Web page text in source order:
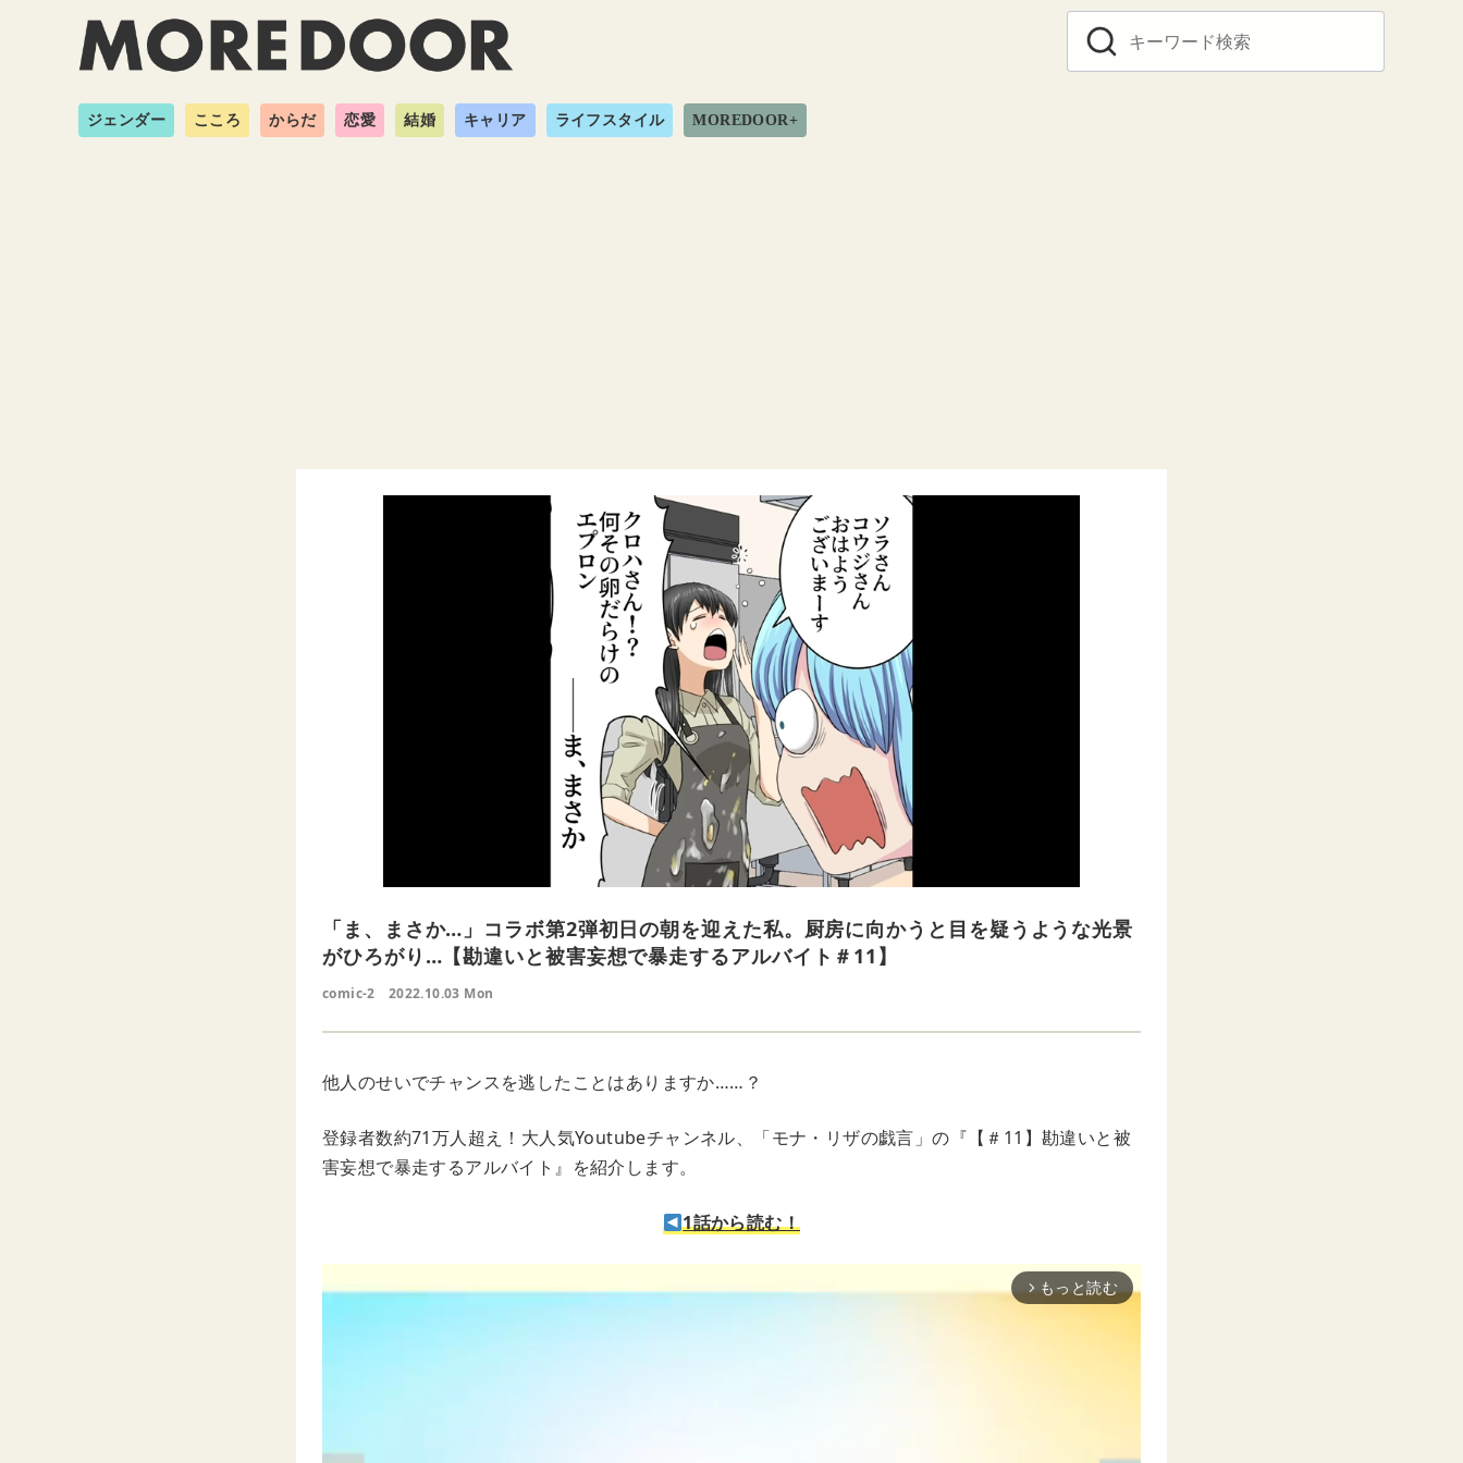
ジェンダー こころ からだ 恋愛 結婚 キャリア ライフスタイル MOREDOOR+
「ま、まさか…」コラボ第2弾初日の朝を迎えた私。厨房に向かうと目を疑うような光景
がひろがり…【勘違いと被害妄想で暴走するアルバイト＃11】
comic-2 2022.10.03 Mon
他人のせいでチャンスを逃したことはありますか……？
登録者数約71万人超え！大人気Youtubeチャンネル、「モナ・リザの戯言」の『【＃11】勘違いと被
害妄想で暴走するアルバイト』を紹介します。
1話から読む！
arrow_forward_ios もっと読む